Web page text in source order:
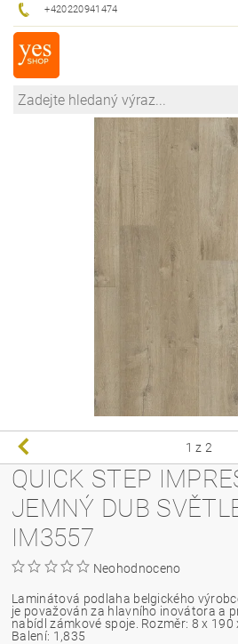
+420220941474
1 z 2
QUICK STEP
JEMNÝ DUB
IM3557
Neohodnoceno
Laminátová podlaha belgického
je považován za hlavního inovátora a
nabídl zámkové spoje. Rozměr: 8 x 190 x 1380
Balení: 1,835